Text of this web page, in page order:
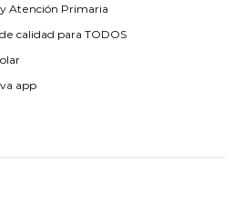
Atención Primaria
calidad para TODOS
app